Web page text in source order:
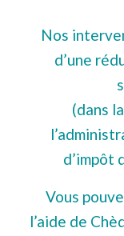
Nos
d’une
(dans
d’impôt
Vous
l’aide de